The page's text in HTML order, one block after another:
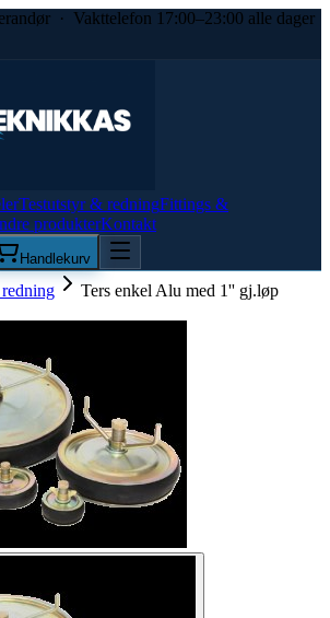
· Vakttelefon 17:00–23:00 alle dager
Testutstyr & redningFittings &
produkterKontakt
Handlekurv
Ters enkel Alu med 1'' gj.løp